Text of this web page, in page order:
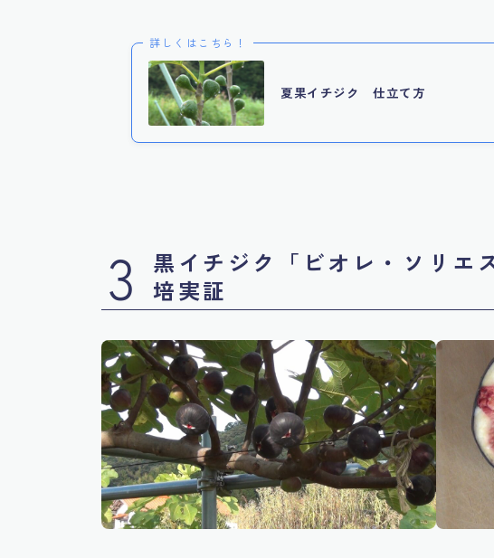
詳しくはこちら！
夏果イチジク 仕立て方
3
黒イチジク「ビオレ・ソリエ
培実証